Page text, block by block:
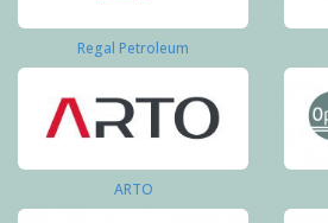
Regal Petroleum
ARTO